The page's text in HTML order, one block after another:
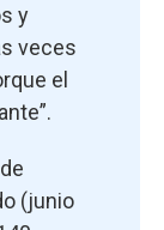
y
veces
el
(junio